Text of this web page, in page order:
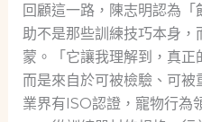
回顧這一路，陳志明認為
助不是那些訓練技巧本身
蒙。「它讓我理解到，真正
而是來自於可被檢驗、可
業界有ISO認證，寵物行為